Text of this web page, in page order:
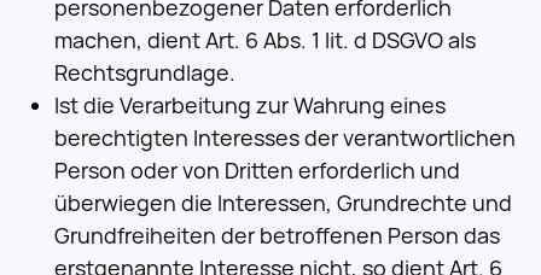
personenbezogener Daten erforderlich
machen, dient Art. 6 Abs. 1 lit. d DSGVO als
Rechtsgrundlage.
Ist die Verarbeitung zur Wahrung eines
berechtigten Interesses der verantwortlichen
Person oder von Dritten erforderlich und
überwiegen die Interessen, Grundrechte und
Grundfreiheiten der betroffenen Person das
erstgenannte Interesse nicht, so dient Art. 6